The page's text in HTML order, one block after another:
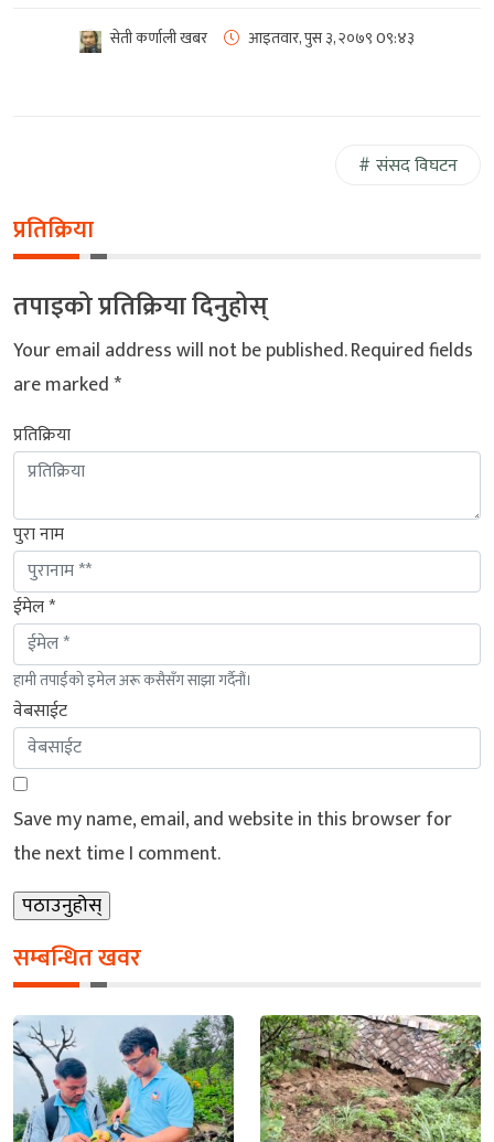
सेती कर्णाली खबर आइतवार, पुस ३, २०७९0९:४३
संसद विघटन
प्रतिक्रिया
तपाइको प्रतिक्रिया दिनुहोस्
Your email address will not be published.Required fields
are marked*
प्रतिक्रिया
पुरा नाम
ईमेल *
हामी तपाईंको इमेल अरू कसैसँग साझा गर्दैनौं।
वेबसाईट
Save my name, email, and website in this browser for
the next time I comment.
सम्बन्धित खवर